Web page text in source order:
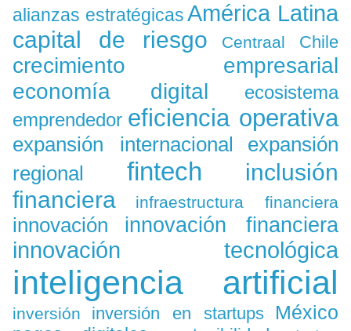
alianzas estratégicas América Latina
capital de riesgo Centraal Chile
crecimiento empresarial
economía digital
ecosistema
emprendedor eficiencia operativa
expansión internacional
expansión
regional
fintech
inclusión
financiera
infraestructura financiera
innovación innovación financiera
innovación tecnológica
inteligencia artificial
inversión inversión en startups México